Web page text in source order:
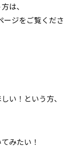
は、
ージをご覧くださ
い！という方、
みたい！